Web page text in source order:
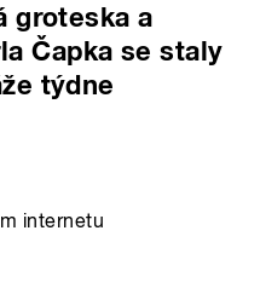
groteska a
Čapka se staly
týdne
internetu